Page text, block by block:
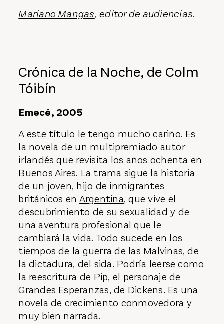
Mariano Mangas, editor de audiencias.
Crónica de la Noche, de Colm
Tóibín
Emecé, 2005
A este título le tengo mucho cariño. Es
la novela de un multipremiado autor
irlandés que revisita los años ochenta en
Buenos Aires. La trama sigue la historia
de un joven, hijo de inmigrantes
británicos en Argentina, que vive el
descubrimiento de su sexualidad y de
una aventura profesional que le
cambiará la vida. Todo sucede en los
tiempos de la guerra de las Malvinas, de
la dictadura, del sida. Podría leerse como
la reescritura de Pip, el personaje de
Grandes Esperanzas, de Dickens. Es una
novela de crecimiento conmovedora y
muy bien narrada.